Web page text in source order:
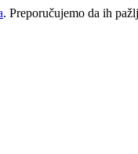
. Preporučujemo da ih